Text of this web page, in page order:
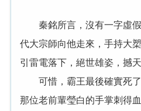
秦銘所言，沒有一字虛假
代大宗師向他走來，手持大
引雷電落下，絕世雄姿，撼天
可惜，霸王最後確實死了
那位老前輩瑩白的手掌刺得